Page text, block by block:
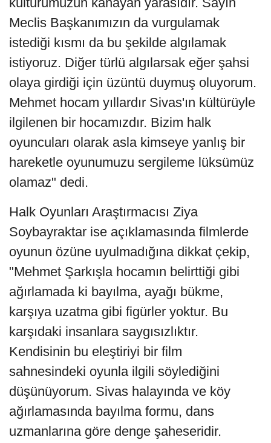
Meclis Başkanımızın da vurgulamak
istediği kısmı da bu şekilde algılamak
istiyoruz. Diğer türlü algılarsak eğer şahsi
olaya girdiği için üzüntü duymuş oluyorum.
Mehmet hocam yıllardır Sivas'ın kültürüyle
ilgilenen bir hocamızdır. Bizim halk
oyuncuları olarak asla kimseye yanlış bir
hareketle oyunumuzu sergileme lüksümüz
olamaz" dedi.
Halk Oyunları Araştırmacısı Ziya
Soybayraktar ise açıklamasında filmlerde
oyunun özüne uyulmadığına dikkat çekip,
"Mehmet Şarkışla hocamın belirttiği gibi
ağırlamada ki bayılma, ayağı bükme,
karşıya uzatma gibi figürler yoktur. Bu
karşıdaki insanlara saygısızlıktır.
Kendisinin bu eleştiriyi bir film
sahnesindeki oyunla ilgili söylediğini
düşünüyorum. Sivas halayında ve köy
ağırlamasında bayılma formu, dans
uzmanlarına göre denge şaheseridir.